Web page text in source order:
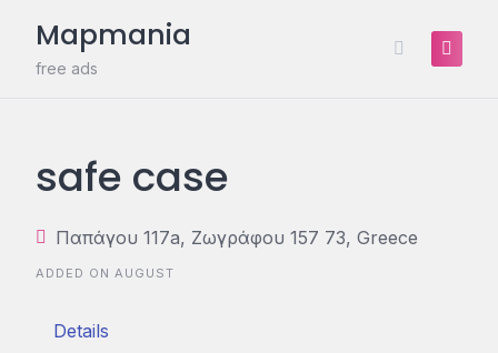
content
Mapmania
free ads
safe case
Παπάγου 117a, Ζωγράφου 157 73, Greece
ADDED ON AUGUST
Details